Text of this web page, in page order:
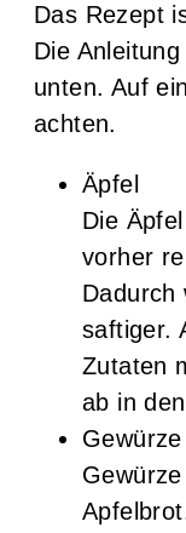
Das Rezept
Die
unten. Auf
achten.
Äpfel
Die
vorher
Dadurch
saftiger.
Zutaten
ab in
Gewürze